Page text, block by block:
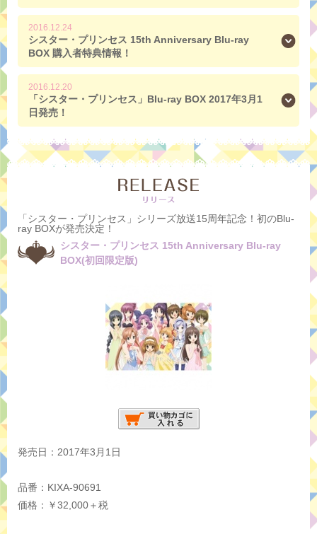
2016.12.24
シスター・プリンセス 15th Anniversary Blu-ray
BOX 購入者特典情報！
2016.12.20
「シスター・プリンセス」Blu-ray BOX 2017年3月1
日発売！
「シスター・プリンセス」シリーズ放送15周年記念！初のBlu-
ray BOXが発売決定！
シスター・プリンセス 15th Anniversary Blu-ray
BOX(初回限定版)
発売日：2017年3月1日
品番：KIXA-90691
価格：￥32,000＋税